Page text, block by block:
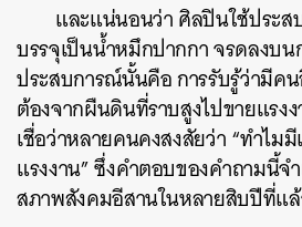
และแน่นอนว่า ศิลปินใช้ประ
บรรจุเป็นน้ำหมึกปากกา จรดลงบน
ประสบการณ์นั้นคือ การรับรู้ว่ามีค
ต้องจากผืนดินที่ราบสูงไปขายแรง
เชื่อว่าหลายคนคงสงสัยว่า “ทำไ
แรงงาน” ซึ่งคำตอบของคำถามนี้
สภาพสังคมอีสานในหลายสิบปีที่แ